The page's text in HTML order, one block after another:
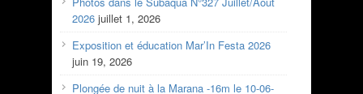
2026 juillet 1, 2026
Exposition et éducation Mar’In Festa 2026
juin 19, 2026
Plongée de nuit à la Marana -16m le 10-06-